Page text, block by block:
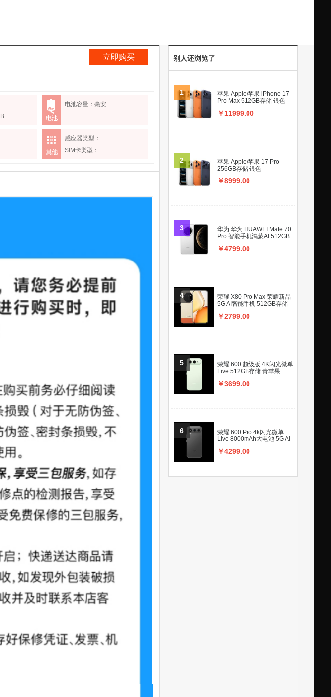
立即购买
电池容量：毫安
感应器类型：
SIM卡类型：
别人还浏览了
1
苹果 Apple/苹果 iPhone 17
Pro Max 512GB存储 银色
￥11999.00
2
苹果 Apple/苹果 17 Pro
256GB存储 银色
￥8999.00
3
华为 华为 HUAWEI Mate 70
Pro 智能手机鸿蒙AI 512GB
￥4799.00
4
荣耀 X80 Pro Max 荣耀新品
5G AI智能手机 512GB存储
￥2799.00
5
荣耀 600 超级版 4K闪光微单
Live 512GB存储 青苹果
￥3699.00
6
荣耀 600 Pro 4k闪光微单
Live 8000mAh大电池 5G AI
￥4299.00